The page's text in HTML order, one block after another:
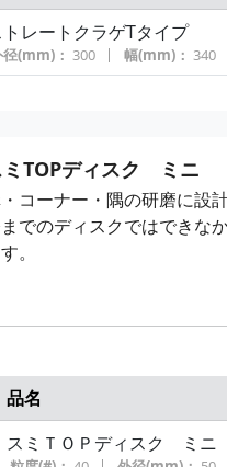
トレートクラゲTタイプ
(mm)： 300 幅(mm)： 340
ミTOPディスク ミニ
コーナー・隅の研磨に設
でのディスクではできな
。
品名
スミＴＯＰディスク ミ